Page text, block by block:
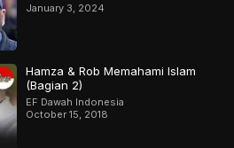
January 3, 2024
Hamza & Rob Memahami Islam
(Bagian 2)
EF Dawah Indonesia
October 15, 2018